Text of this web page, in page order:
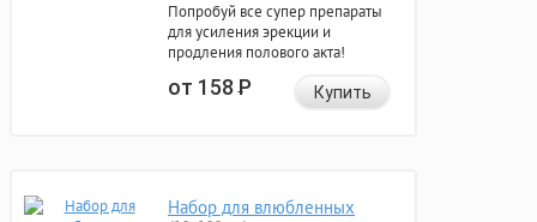
Попробуй все супер препараты
для усиления эрекции и
продления полового акта!
от 158Р Купить
Набор для влюбленных